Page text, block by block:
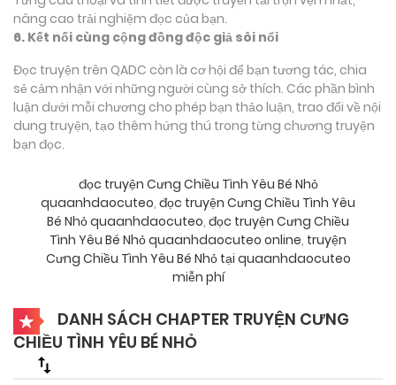
nâng cao trải nghiệm đọc của bạn.
6. Kết nối cùng cộng đồng độc giả sôi nổi
Đọc truyện trên QADC còn là cơ hội để bạn tương tác, chia
sẻ cảm nhận với những người cùng sở thích. Các phần bình
luận dưới mỗi chương cho phép bạn thảo luận, trao đổi về nội
dung truyện, tạo thêm hứng thú trong từng chương truyện
bạn đọc.
đọc truyện Cưng Chiều Tình Yêu Bé Nhỏ
quaanhdaocuteo, đọc truyện Cưng Chiều Tình Yêu
Bé Nhỏ quaanhdaocuteo, đọc truyện Cưng Chiều
Tình Yêu Bé Nhỏ quaanhdaocuteo online, truyện
Cưng Chiều Tình Yêu Bé Nhỏ tại quaanhdaocuteo
miễn phí
DANH SÁCH CHAPTER TRUYỆN CƯNG
CHIỀU TÌNH YÊU BÉ NHỎ